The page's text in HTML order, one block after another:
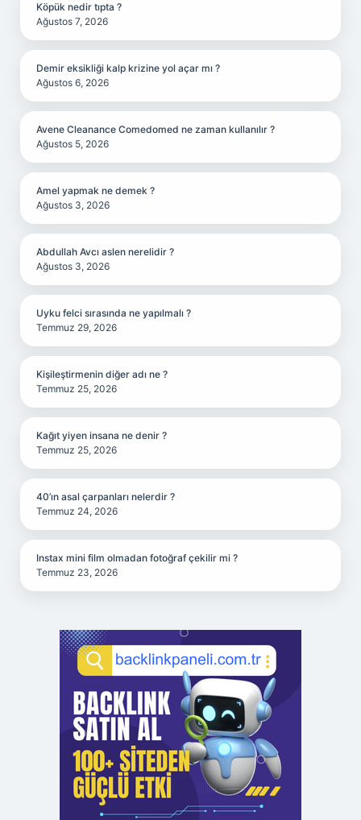
Köpük nedir tıpta ?
Ağustos 7, 2026
Demir eksikliği kalp krizine yol açar mı ?
Ağustos 6, 2026
Avene Cleanance Comedomed ne zaman kullanılır ?
Ağustos 5, 2026
Amel yapmak ne demek ?
Ağustos 3, 2026
Abdullah Avcı aslen nerelidir ?
Ağustos 3, 2026
Uyku felci sırasında ne yapılmalı ?
Temmuz 29, 2026
Kişileştirmenin diğer adı ne ?
Temmuz 25, 2026
Kağıt yiyen insana ne denir ?
Temmuz 25, 2026
40’ın asal çarpanları nelerdir ?
Temmuz 24, 2026
Instax mini film olmadan fotoğraf çekilir mi ?
Temmuz 23, 2026